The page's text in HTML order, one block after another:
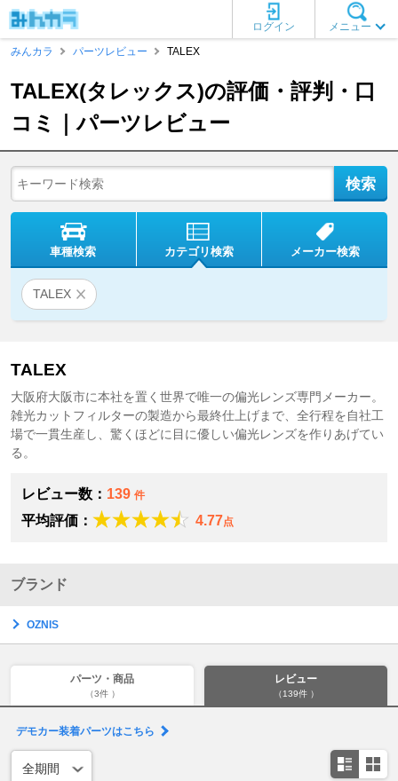
メニュー
ログイン
みんカラ
パーツレビュー TALEX
TALEX(タレックス)の評価・評判・口
コミ｜パーツレビュー
車種検索 カテゴリ検索 メーカー検索
TALEX
TALEX
大阪府大阪市に本社を置く世界で唯一の偏光レンズ専門メーカー。
雑光カットフィルターの製造から最終仕上げまで、全行程を自社工
場で一貫生産し、驚くほどに目に優しい偏光レンズを作りあげてい
る。
レビュー数： 139 件
平均評価： 4.77点
ブランド
OZNIS
パーツ・商品
（3件 ）
レビュー
（139件 ）
デモカー装着パーツはこちら